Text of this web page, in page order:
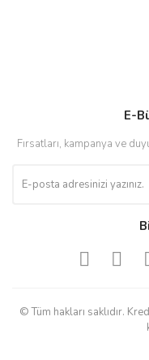
E-
Fırsatları, kampanya ve
© Tüm hakları saklıdır.